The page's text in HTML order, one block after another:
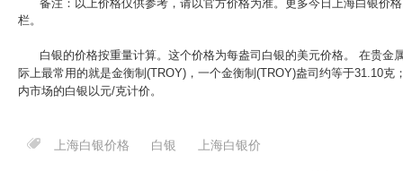
备注：以上价格仅供参考，请以官方价格为准。更多今日上海白银价
栏。
白银的价格按重量计算。这个价格为每盎司白银的美元价格。 在贵金
际上最常用的就是金衡制(TROY)，一个金衡制(TROY)盎司约等于31.10克
内市场的白银以元/克计价。
上海白银价格 白银 上海白银价